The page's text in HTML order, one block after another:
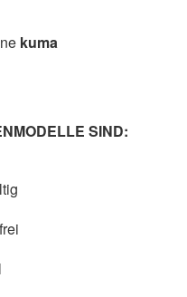
kuma
SIND: